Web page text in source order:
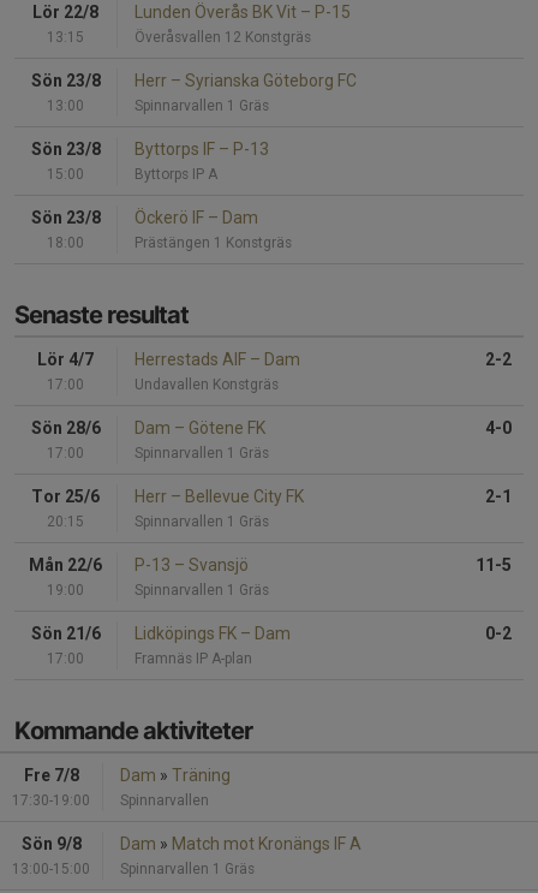
Lör 22/8
13:15
Lunden Överås BK Vit – P-15
Överåsvallen 12 Konstgräs
Sön 23/8
13:00
Herr – Syrianska Göteborg FC
Spinnarvallen 1 Gräs
Sön 23/8
15:00
Byttorps IF – P-13
Byttorps IP A
Sön 23/8
18:00
Öckerö IF – Dam
Prästängen 1 Konstgräs
Senaste resultat
Lör 4/7
17:00
Herrestads AIF – Dam
Undavallen Konstgräs
2-2
Sön 28/6
17:00
Dam – Götene FK
Spinnarvallen 1 Gräs
4-0
Tor 25/6
20:15
Herr – Bellevue City FK
Spinnarvallen 1 Gräs
2-1
Mån 22/6
19:00
P-13 – Svansjö
Spinnarvallen 1 Gräs
11-5
Sön 21/6
17:00
Lidköpings FK – Dam
Framnäs IP A-plan
0-2
Kommande aktiviteter
Fre 7/8
17:30-19:00
Dam » Träning
Spinnarvallen
Sön 9/8
13:00-15:00
Dam » Match mot Kronängs IF A
Spinnarvallen 1 Gräs